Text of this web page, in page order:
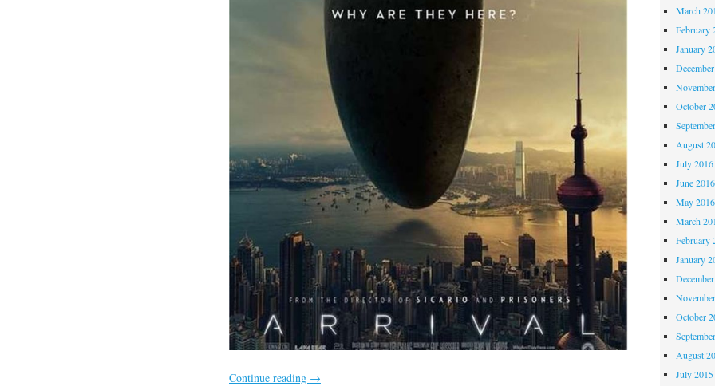
Continue reading →
March
February
January
October
August
July 2016
June 2016
May 2016
March
February
January
October
August
July 2015